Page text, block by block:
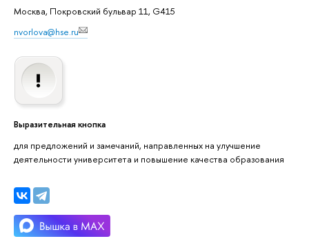
Москва, Покровский бульвар 11, G415
nvorlova@hse.ru
Выразительная кнопка
для предложений и замечаний, направленных на улучшение
деятельности университета и повышение качества образования